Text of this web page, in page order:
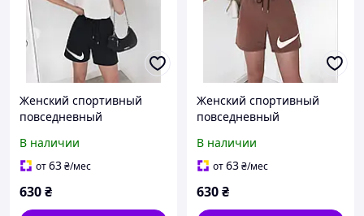
Женский спортивный
повседневный
лето
В наличии
от63₴/мес
630₴
Женский спортивный
повседневный
лето
В наличии
от63₴/мес
630₴